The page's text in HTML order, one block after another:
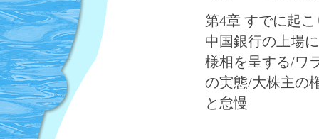
第4章 すでに起
中国銀行の上場
様相を呈する/ワ
の実態/大株主の
と怠慢